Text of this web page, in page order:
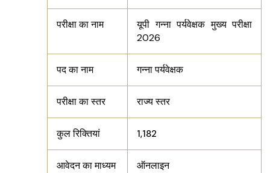
परीक्षा का नाम
यूपी गन्ना पर्यवेक्षक मुख्य परीक्षा
2026
पद का नाम गन्ना पर्यवेक्षक
परीक्षा का स्तर राज्य स्तर
कुल रिक्तियां 1,182
आवेदन का माध्यम ऑनलाइन